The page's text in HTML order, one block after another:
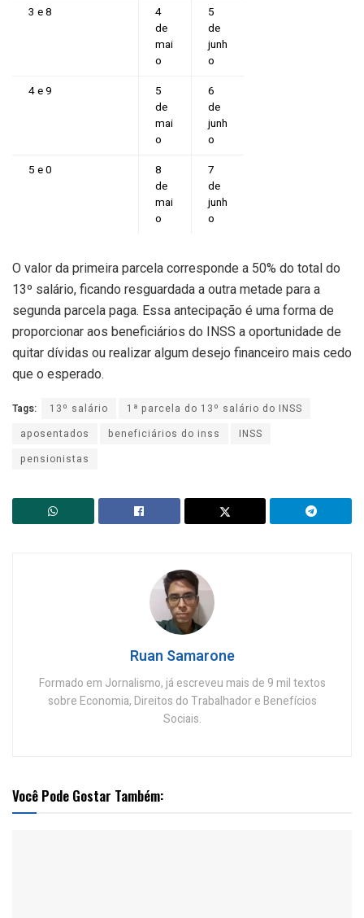
3 e 8
4
de
mai
o
5
de
junh
o
4 e 9
5
de
mai
o
6
de
junh
o
5 e 0
8
de
mai
o
7
de
junh
o
O valor da primeira parcela corresponde a 50% do total do
13º salário, ficando resguardada a outra metade para a
segunda parcela paga. Essa antecipação é uma forma de
proporcionar aos beneficiários do INSS a oportunidade de
quitar dívidas ou realizar algum desejo financeiro mais cedo
que o esperado.
Tags: 13º salário
1ª parcela do 13º salário do INSS
aposentados
beneficiários do inss
INSS
pensionistas
Ruan Samarone
Formado em Jornalismo, já escreveu mais de 9 mil textos
sobre Economia, Direitos do Trabalhador e Benefícios
Sociais.
Você Pode Gostar Também: